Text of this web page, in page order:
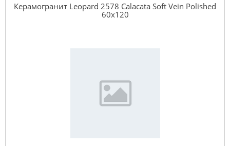
Керамогранит Leopard 2578 Calacata Soft Vein Polished
60x120